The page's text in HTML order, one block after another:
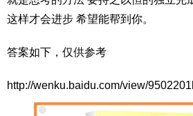
这样才会进步 希望能帮到你。
答案如下，仅供参考
http://wenku.baidu.com/view/